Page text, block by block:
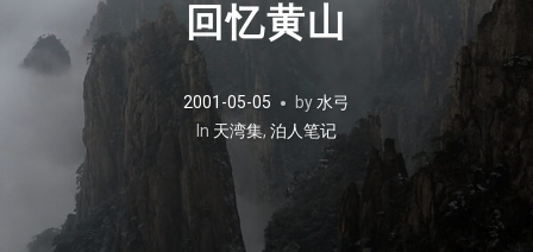
回忆黄山
2001-05-05 by水弓
In 天湾集, 泊人笔记